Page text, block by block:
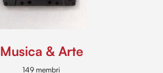
Musica & Arte
149 membri